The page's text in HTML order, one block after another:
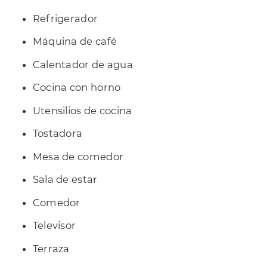
Refrigerador
Máquina de café
Calentador de agua
Cocina con horno
Utensilios de cocina
Tostadora
Mesa de comedor
Sala de estar
Comedor
Televisor
Terraza